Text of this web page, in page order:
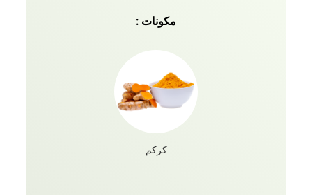
بلطف بينما تمنحك بشرة أفتح وذات لون مناسب. صابون
ديرموفيفا فيرنس جلو خالي من المواد الكيميائية بنسبة
مكونات :
كركم